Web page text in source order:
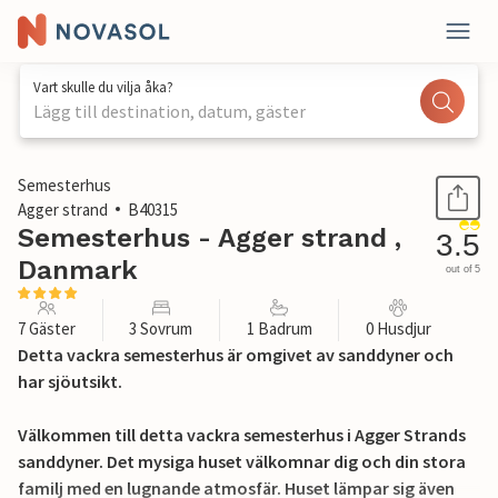
Vart skulle du vilja åka?
Lägg till destination, datum, gäster
1 / 25
Semesterhus
Agger strand
B40315
Semesterhus - Agger strand ,
Danmark
3.5
out of 5
7 Gäster 3 Sovrum 1 Badrum 0 Husdjur
Detta vackra semesterhus är omgivet av sanddyner och
har sjöutsikt.
Välkommen till detta vackra semesterhus i Agger Strands
sanddyner. Det mysiga huset välkomnar dig och din stora
familj med en lugnande atmosfär. Huset lämpar sig även